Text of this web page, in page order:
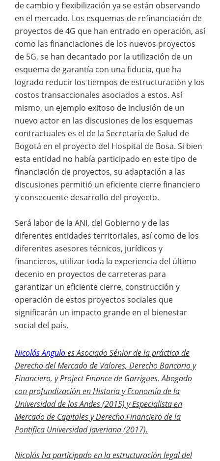
de cambio y flexibilización ya se están observando
en el mercado. Los esquemas de refinanciación de
proyectos de 4G que han entrado en operación, así
como las financiaciones de los nuevos proyectos
de 5G, se han decantado por la utilización de un
esquema de garantía con una fiducia, que ha
logrado reducir los tiempos de estructuración y los
costos transaccionales asociados a estos. Así
mismo, un ejemplo exitoso de inclusión de un
nuevo actor en las discusiones de los esquemas
contractuales es el de la Secretaría de Salud de
Bogotá en el proyecto del Hospital de Bosa. Si bien
esta entidad no había participado en este tipo de
financiación de proyectos, su adaptación a las
discusiones permitió un eficiente cierre financiero
y consecuente desarrollo del proyecto.
Será labor de la ANI, del Gobierno y de las
diferentes entidades territoriales, así como de los
diferentes asesores técnicos, jurídicos y
financieros, utilizar toda la experiencia del último
decenio en proyectos de carreteras para
garantizar un eficiente cierre, construcción y
operación de estos proyectos sociales que
significarán un impacto grande en el bienestar
social del país.
Nicolás Anguloes Asociado Sénior de la práctica de
Derecho del Mercado de Valores, Derecho Bancario y
Financiero, y Project Finance de Garrigues.Abogado
con profundización en Historia y Economía de la
Universidad de los Andes (2015) y Especialista en
Mercado de Capitales y Derecho Financiero de la
Pontifica Universidad Javeriana (2017).
Nicolás ha participado en la estructuración legal del